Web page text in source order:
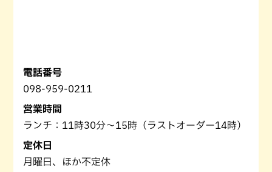
電話番号
098-959-0211
営業時間
ランチ：11時30分〜15時（ラストオーダー14時）
定休日
月曜日、ほか不定休